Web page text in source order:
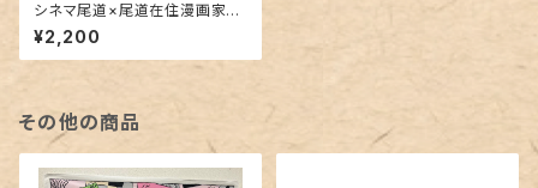
シネマ尾道×尾道在住漫画家・
つるけんたろう オリジナル手
ぬぐい
¥2,200
その他の商品